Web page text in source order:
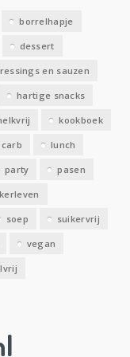
borrelhapje
dessert
en sauzen
hartige snacks
kookboek
lunch
party pasen
soep suikervrij
vegan